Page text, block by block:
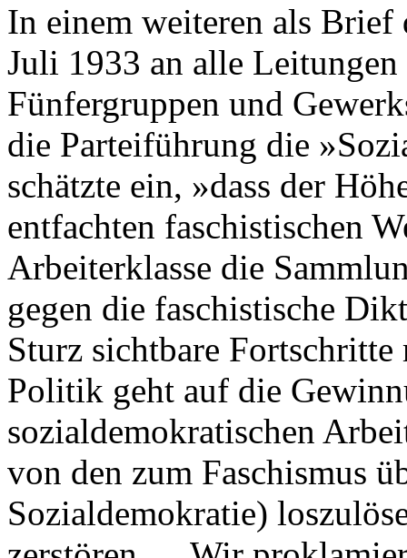
In einem weiteren als
Juli 1933 an alle
Fünfergruppen und
die Parteiführung die
schätzte ein, »dass der
entfachten faschistischen
Arbeiterklasse die
gegen die faschistische
Sturz sichtbare
Politik geht auf die
sozialdemokratischen
von den zum Faschismus
Sozialdemokratie)